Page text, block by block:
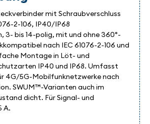
mit Schraubverschluss
2-106, IP40/IP68
3- bis 14-polig, mit und ohne 360°-
nach IEC 61076-2-106 und
Montage in Löt- und
IP40 und IP68. Umfasst
4G/5G-Mobilfunknetzwerke nach
SWUM™-Varianten auch im
dicht. Für Signal- und
A.